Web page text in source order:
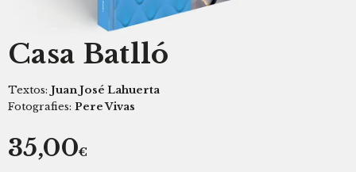
Casa Batlló
Textos: Juan José Lahuerta
Fotografies: Pere Vivas
35,00€